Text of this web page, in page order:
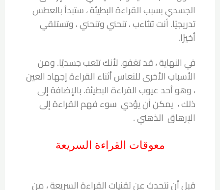
الجسدي بسبب القراءة البطيئة ، ستبدأ بالعطس
تدريجيًا. أنت تتثاءب ، تنحني وتنحني ، وتستلقي
أخيرًا.
في النهاية ، قد تغفو. لأنك تتعب جسديًا. ومن
الأسباب الأخرى للنعاس أثناء القراءة إجهاد العين
، وهو أحد عيوب القراءة البطيئة. بالإضافة إلى
ذلك ، يمكن أن يؤدي سوء فهم القراءة إلى
الإرهاق الذهني .
معوقات القراءة السريعة
قبل أن نتحدث عن تقنيات القراءة السريعة ، من